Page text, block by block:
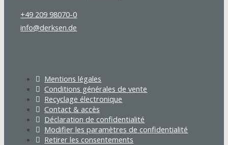
+49 209 98070-0
info@derksen.de
Mentions légales
Conditions générales de vente
Recyclage électronique
Contact & accès
Déclaration de confidentialité
Modifier les paramètres de confidentialité
Retirer les consentements